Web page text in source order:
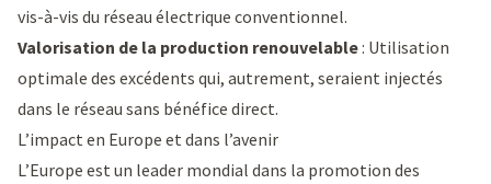
vis-à-vis du réseau électrique conventionnel.
Valorisation de la production renouvelable: Utilisation
optimale des excédents qui, autrement, seraient injectés
dans le réseau sans bénéfice direct.
L’impact en Europe et dans l’avenir
L’Europe est un leader mondial dans la promotion des